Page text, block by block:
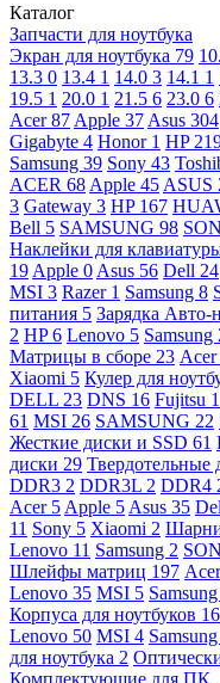
Каталог
Запчасти для ноутбука
Экран для ноутбука 79
13.3 0 13.4 1 14.0 3 14.1 1
19.5 1 20.0 1 21.5 6 23.0 6
Acer87 Apple 37 Asus 304
Gigabyte 4 Honor 1 HP
Samsung 39 Sony 43
ACER 68 Apple 45 ASUS
3 Gateway 3 HP 167
Bell 5 SAMSUNG 98
Наклейки для
19 Apple 0 Asus 56 Dell 24
MSI 3 Razer 1 Samsung 8
питания 5 Зарядка Авто-
2 HP6 Lenovo 5 Samsung
Матрицы в сборе 23 Acer
Xiaomi 5 Кулер для
DELL 23 DNS 16 Fujitsu 1
61 MSI 26 SAMSUNG 22
Жесткие диски и SSD 61
диски 29 Твердотельные
DDR3 2 DDR3L 2 DDR4
Acer 5 Apple 5 Asus 35
11 Sony 5 Xiaomi 2
Lenovo 11 Samsung 2
Шлейфы матриц 197
Lenovo 35 MSI 5 Samsung
Корпуса для ноутбуков
Lenovo 50 MSI 4 Samsung
для ноутбука 2
Комплектующие для ПК